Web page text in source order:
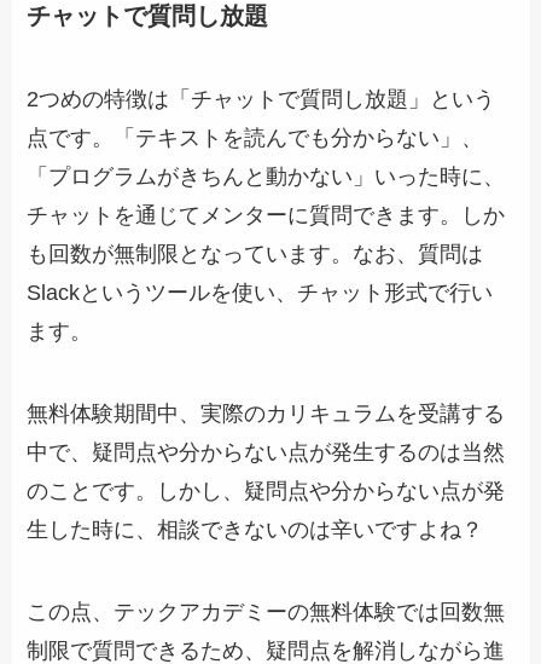
チャットで質問し放題
2つめの特徴は「チャットで質問し放題」という
点です。「テキストを読んでも分からない」、
「プログラムがきちんと動かない」いった時に、
チャットを通じてメンターに質問できます。しか
も回数が無制限となっています。なお、質問は
Slackというツールを使い、チャット形式で行い
ます。
無料体験期間中、実際のカリキュラムを受講する
中で、疑問点や分からない点が発生するのは当然
のことです。しかし、疑問点や分からない点が発
生した時に、相談できないのは辛いですよね？
この点、テックアカデミーの無料体験では回数無
制限で質問できるため、疑問点を解消しながら進